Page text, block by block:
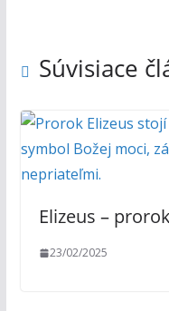
Súvisiace
Elizeus –
23/02/2025